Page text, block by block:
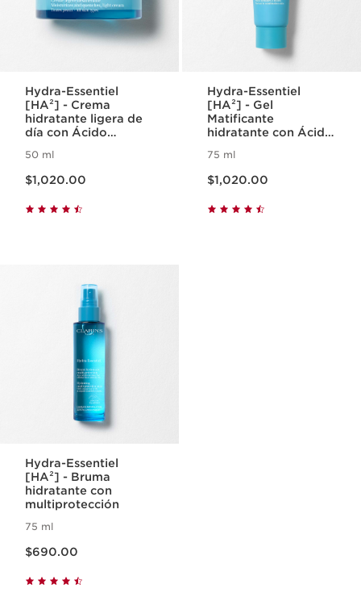
Hydra-Essentiel
[HA²] - Crema
hidratante ligera de
día con Ácido
50 ml
$1,020.00
Hydra-Essentiel
[HA²] - Gel
Matificante
hidratante con Ácido
75 ml
$1,020.00
Hydra-Essentiel
[HA²] - Bruma
hidratante con
multiprotección
75 ml
$690.00